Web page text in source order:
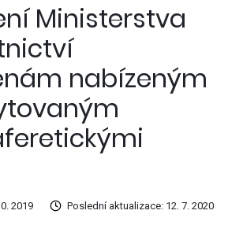
Ministerstva
nabízeným
2019 Poslední aktualizace: 12. 7. 2020